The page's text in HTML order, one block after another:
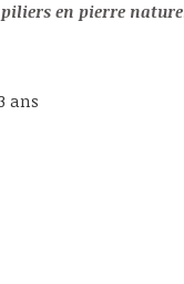
en pierre
ans